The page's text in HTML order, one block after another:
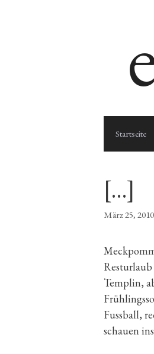
Startseite
[…]
März 25, 2010
Templin,
Fussball,
schauen